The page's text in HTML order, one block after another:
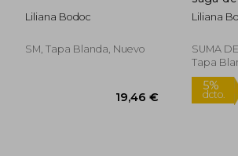
Liliana Bodoc
SM, Tapa Blanda, Nuevo
3)
Liliana
SUMA DE
Tapa